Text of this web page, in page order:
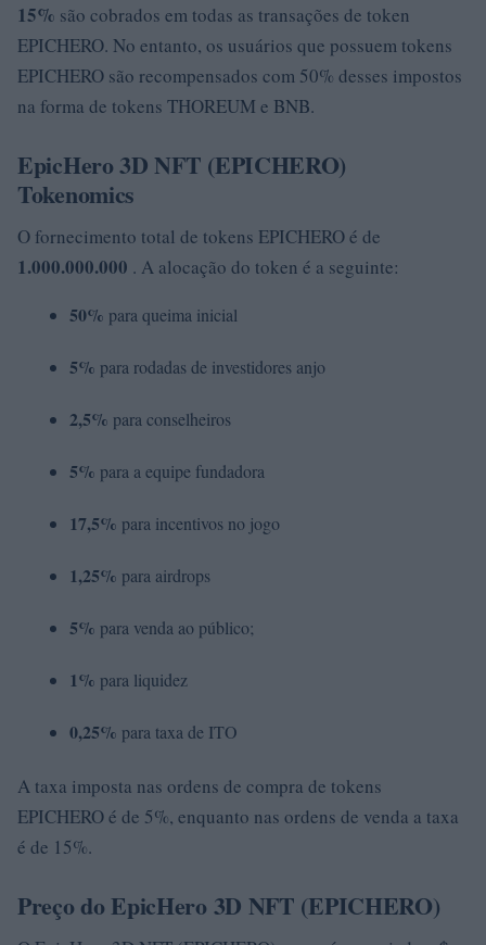
15% são cobrados em todas as transações de token
EPICHERO. No entanto, os usuários que possuem tokens
EPICHERO são recompensados ​​com 50% desses impostos
na forma de tokens THOREUM e BNB.
EpicHero 3D NFT (EPICHERO)
Tokenomics
O fornecimento total de tokens EPICHERO é de
1.000.000.000 . A alocação do token é a seguinte:
50% para queima inicial
5% para rodadas de investidores anjo
2,5% para conselheiros
5% para a equipe fundadora
17,5% para incentivos no jogo
1,25% para airdrops
5% para venda ao público;
1% para liquidez
0,25% para taxa de ITO
A taxa imposta nas ordens de compra de tokens
EPICHERO é de 5%, enquanto nas ordens de venda a taxa
é de 15%.
Preço do EpicHero 3D NFT (EPICHERO)